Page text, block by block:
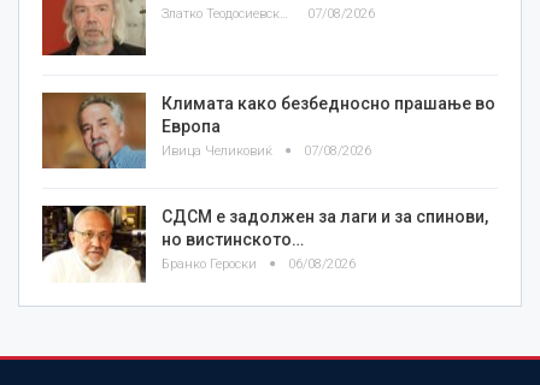
Златко Теодосиевски 07/08/2026
Климата како безбедносно прашање во
Европа
Ивица Челиковиќ 07/08/2026
СДСМ е задолжен за лаги и за спинови,
но вистинското…
Бранко Героски 06/08/2026